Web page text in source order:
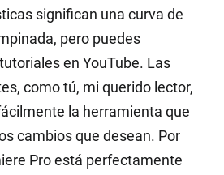
significan una curva de
pero puedes
en YouTube. Las
como tú, mi querido lector,
la herramienta que
cambios que desean. Por
Pro está perfectamente